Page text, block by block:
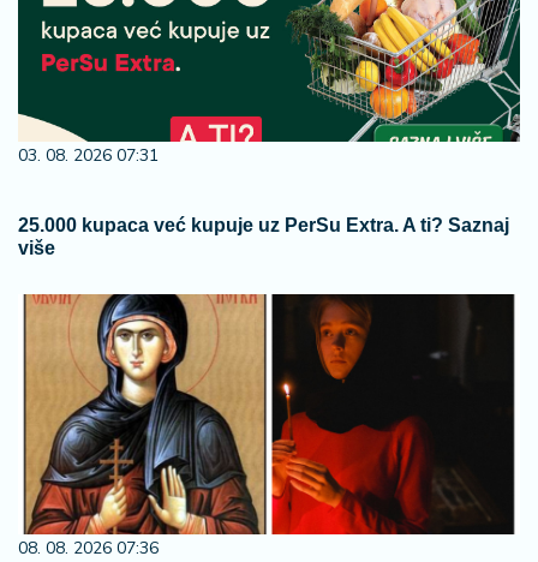
03. 08. 2026 07:31
25.000 kupaca već kupuje uz PerSu Extra. A ti? Saznaj
više
08. 08. 2026 07:36